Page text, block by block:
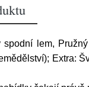
spodní lem,
Extra: